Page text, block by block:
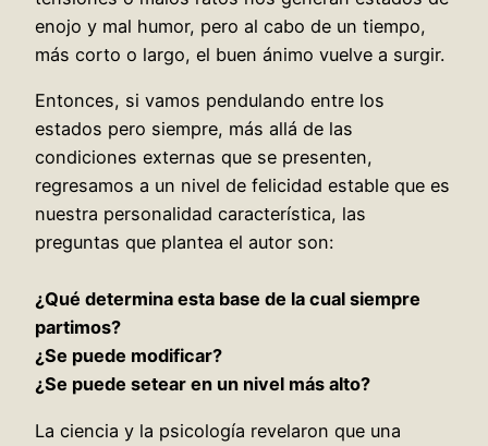
enojo y mal humor, pero al cabo de un tiempo,
más corto o largo, el buen ánimo vuelve a surgir.
Entonces, si vamos pendulando entre los
estados pero siempre, más allá de las
condiciones externas que se presenten,
regresamos a un nivel de felicidad estable que es
nuestra personalidad característica, las
preguntas que plantea el autor son:
¿Qué determina esta base de la cual siempre
partimos?
¿Se puede modificar?
¿Se puede setear en un nivel más alto?
La ciencia y la psicología revelaron que una